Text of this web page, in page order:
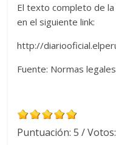
El texto completo de
en el siguiente link:
http://
Fuente: Normas
Puntuación:5 / Votos: